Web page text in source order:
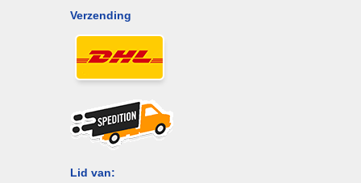
Verzending
Lid van: